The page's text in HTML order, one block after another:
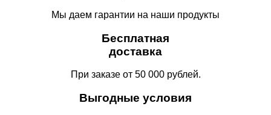
Мы даем гарантии на наши продукты
Бесплатная
доставка
При заказе от 50 000 рублей.
Выгодные условия